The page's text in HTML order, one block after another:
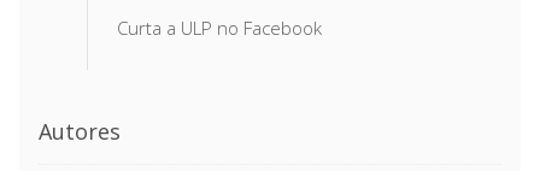
Curta a ULP no Facebook
Autores